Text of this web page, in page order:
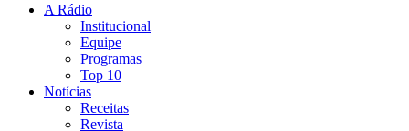
A Rádio
Institucional
Equipe
Programas
Top 10
Notícias
Receitas
Revista